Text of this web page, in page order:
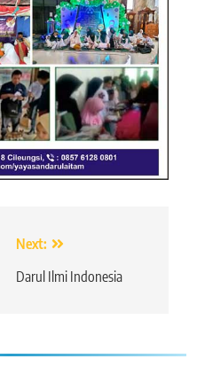
Next:
Darul Ilmi Indonesia